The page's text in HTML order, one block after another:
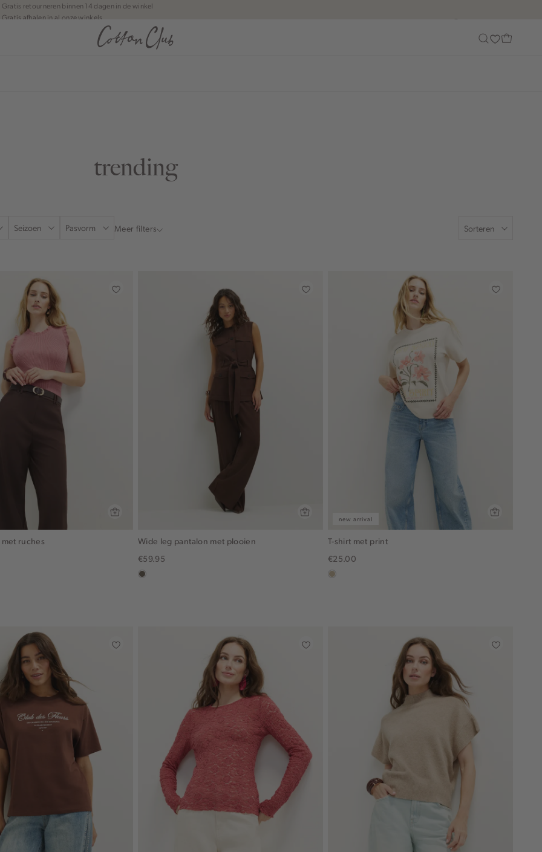
Gratis retourneren binnen 14 dagen in de winkel
Gratis afhalen in al onze winkels
Jouw bestelling wordt binnen 1 tot 5 dagen bezorgd
Betaal zoals jij wilt: o.a. Bancontact, Riverty, Apple pay & creditcard
trending
Seizoen Pasvorm Sorteren
Meer filters
ruches
Wide leg pantalon met plooien
€59.95
middenbruin
new arrival
T-shirt met print
€25.00
lichtzand